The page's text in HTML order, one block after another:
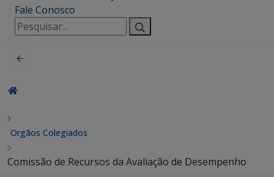
Fale Conosco
Pesquisar
por:
Orgãos Colegiados
Comissão de Recursos da Avaliação de Desempenho